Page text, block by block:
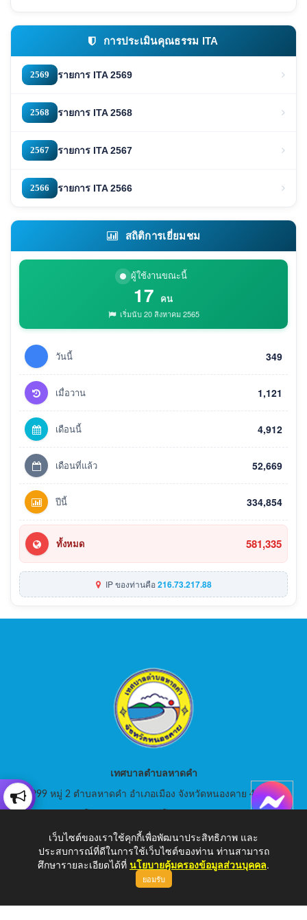
การประเมินคุณธรรม ITA
2569 รายการ ITA 2569
2568 รายการ ITA 2568
2567 รายการ ITA 2567
2566 รายการ ITA 2566
สถิติการเยี่ยมชม
ผู้ใช้งานขณะนี้
17 คน
เริ่มนับ 20 สิงหาคม 2565
วันนี้ 349
เมื่อวาน 1,121
เดือนนี้ 4,912
เดือนที่แล้ว 52,669
ปีนี้ 334,854
ทั้งหมด 581,335
IP ของท่านคือ216.73.217.88
เทศบาลตำบลหาดคำ
999 หมู่ 2 ตำบลหาดคำ อำเภอเมือง จังหวัดหนองคาย 43000
E-Mail: saraban_05430105@dla.go.th
เว็บไซต์ของเราใช้คุกกี้เพื่อพัฒนาประสิทธิภาพ และ
ประสบการณ์ที่ดีในการใช้เว็บไซต์ของท่าน ท่านสามารถ
ศึกษารายละเอียดได้ที่ นโยบายคุ้มครองข้อมูลส่วนบุคคล.
ยอมรับ